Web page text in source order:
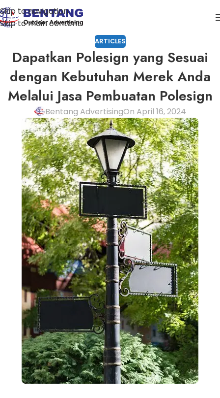
Skip to navigation
Skip to main content
ARTICLES
Dapatkan Polesign yang Sesuai
dengan Kebutuhan Merek Anda
Melalui Jasa Pembuatan Polesign
Bentang AdvertisingOn April 16, 2024